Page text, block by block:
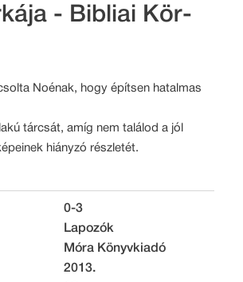
- Bibliai Kör-
Noénak, hogy építsen hatalmas
tárcsát, amíg nem találod a jól
hiányzó részletét.
0-3
Lapozók
Móra Könyvkiadó
2013.